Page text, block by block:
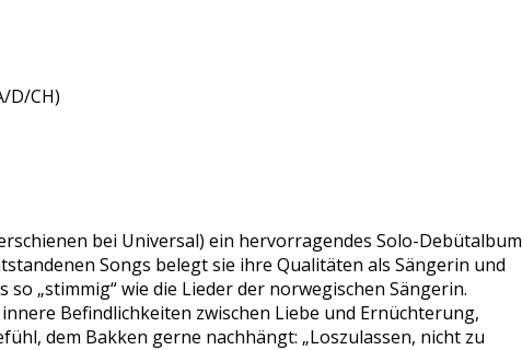
D/CH)
bei Universal) ein hervorragendes Solo-Debütalbum
Songs belegt sie ihre Qualitäten als Sängerin und
„stimmig“ wie die Lieder der norwegischen Sängerin.
Befindlichkeiten zwischen Liebe und Ernüchterung,
dem Bakken gerne nachhängt: „Loszulassen, nicht zu